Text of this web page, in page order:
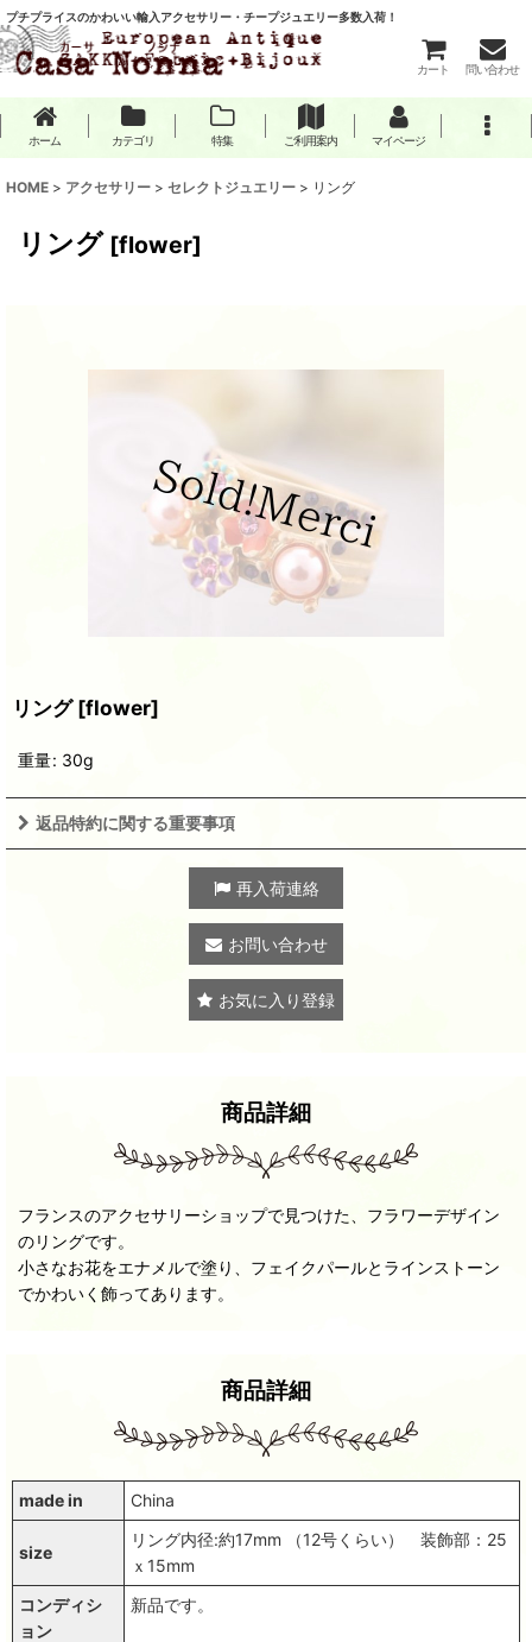
プチプライスのかわいい輸入アクセサリー・チープジュエリー多数入荷！
カート 問い合わせ
ホーム カテゴリ 特集 ご利用案内 マイページ
HOME > アクセサリー > セレクトジュエリー > リング
リング [flower]
リング [flower]
重量: 30g
返品特約に関する重要事項
再入荷連絡
お問い合わせ
お気に入り登録
商品詳細
フランスのアクセサリーショップで見つけた、フラワーデザイン
のリングです。
小さなお花をエナメルで塗り、フェイクパールとラインストーン
でかわいく飾ってあります。
商品詳細
made in China
size
リング内径:約17mm （12号くらい） 装飾部：25
ｘ15mm
コンディシ
ョン
新品です。